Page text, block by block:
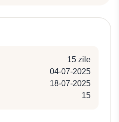
15 zile
04-07-2025
18-07-2025
15